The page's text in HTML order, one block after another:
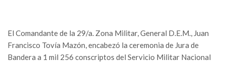
El Comandante de la 29/a. Zona Militar, General D.E.M., Juan
Francisco Tovía Mazón, encabezó la ceremonia de Jura de
Bandera a 1 mil 256 conscriptos del Servicio Militar Nacional